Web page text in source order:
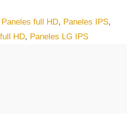
Paneles full HD, Paneles IPS,
HD, Paneles LG IPS